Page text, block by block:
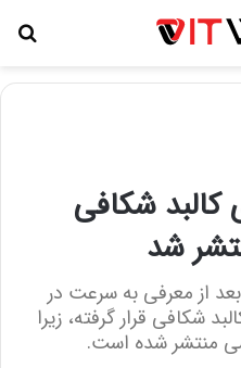
کالبد شکافی
از قرار معلوم شیائومی Mi 11 بعد از معرفی به سرعت در
شکافی قرار گرفته، زیرا
منتشر شده است.